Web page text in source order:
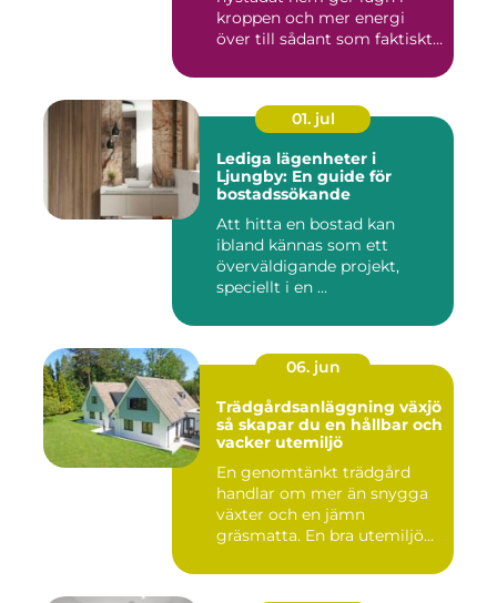
kroppen och mer energi
över till sådant som faktiskt
01. jul
Lediga lägenheter i
Ljungby: En guide för
bostadssökande
Att hitta en bostad kan
ibland kännas som ett
överväldigande projekt,
speciellt i en ...
06. jun
Trädgårdsanläggning växjö
så skapar du en hållbar och
vacker utemiljö
En genomtänkt trädgård
handlar om mer än snygga
växter och en jämn
gräsmatta. En bra utemiljö